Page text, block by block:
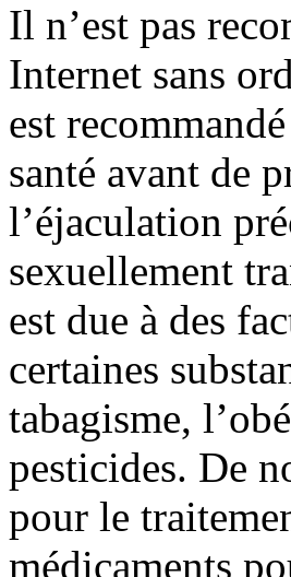
Il n’est pas
Internet sans
est
santé avant de
l’éjaculation
sexuellement
est due à des
certaines
tabagisme,
pesticides. De
pour le
médicaments